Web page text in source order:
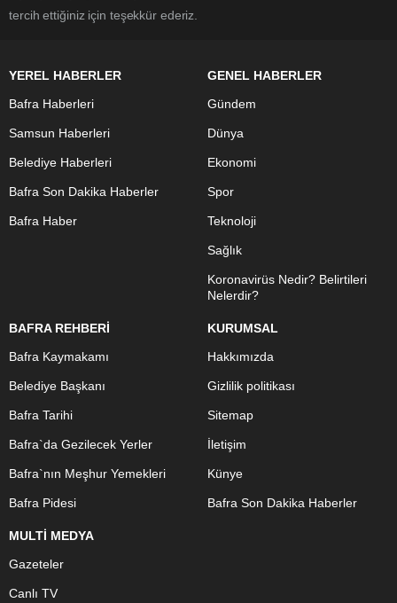
tercih ettiğiniz için teşekkür ederiz.
YEREL HABERLER
Bafra Haberleri
Samsun Haberleri
Belediye Haberleri
Bafra Son Dakika Haberler
Bafra Haber
GENEL HABERLER
Gündem
Dünya
Ekonomi
Spor
Teknoloji
Sağlık
Koronavirüs Nedir? Belirtileri
Nelerdir?
BAFRA REHBERİ
Bafra Kaymakamı
Belediye Başkanı
Bafra Tarihi
Bafra`da Gezilecek Yerler
Bafra`nın Meşhur Yemekleri
Bafra Pidesi
KURUMSAL
Hakkımızda
Gizlilik politikası
Sitemap
İletişim
Künye
Bafra Son Dakika Haberler
MULTİ MEDYA
Gazeteler
Canlı TV